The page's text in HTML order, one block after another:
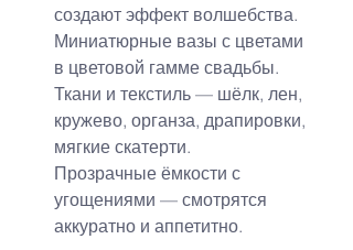
создают эффект волшебства.
Миниатюрные вазы с цветами
в цветовой гамме свадьбы.
Ткани и текстиль — шёлк, лен,
кружево, органза, драпировки,
мягкие скатерти.
Прозрачные ёмкости с
угощениями — смотрятся
аккуратно и аппетитно.